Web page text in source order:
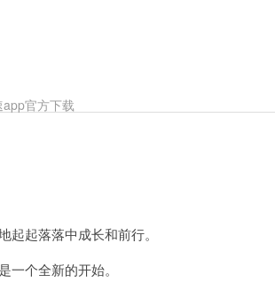
官方下载
起落落中成长和前行。
个全新的开始。